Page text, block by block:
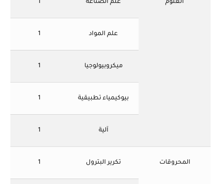
العلوم علم الصناعة 1
علم المواد 1
ميكروبيولوجيا 1
بيوكيمياء تطبيقية 1
آلية 1
المحروقات تكرير البترول 1